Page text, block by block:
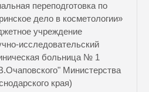
переподготовка по
дело в косметологии»
учреждение
исследовательский
больница № 1
Министерства
края)